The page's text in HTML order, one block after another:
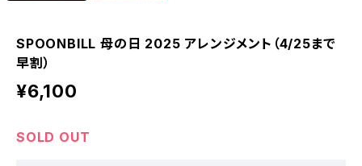
SPOONBILL 母の日 2025 アレンジメント（4/25まで
早割）
¥6,100
SOLD OUT